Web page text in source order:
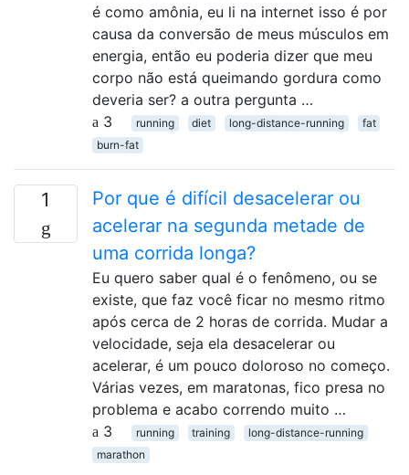
é como amônia, eu li na internet isso é por
causa da conversão de meus músculos em
energia, então eu poderia dizer que meu
corpo não está queimando gordura como
deveria ser? a outra pergunta …
3
running diet long-distance-running
fat
burn-fat
1
Por que é difícil desacelerar ou
acelerar na segunda metade de
uma corrida longa?
Eu quero saber qual é o fenômeno, ou se
existe, que faz você ficar no mesmo ritmo
após cerca de 2 horas de corrida. Mudar a
velocidade, seja ela desacelerar ou
acelerar, é um pouco doloroso no começo.
Várias vezes, em maratonas, fico presa no
problema e acabo correndo muito …
3
running training
long-distance-running
marathon